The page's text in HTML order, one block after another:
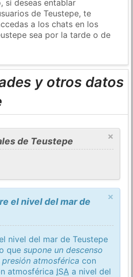
si deseas entablar
de Teustepe, te
a los chats en los
sea por la tarde o de
y otros datos
×
de Teustepe
×
el nivel del mar de
nivel del mar de Teustepe
quesupone un descenso
presión atmosférica con
atmosférica ISA a nivel del